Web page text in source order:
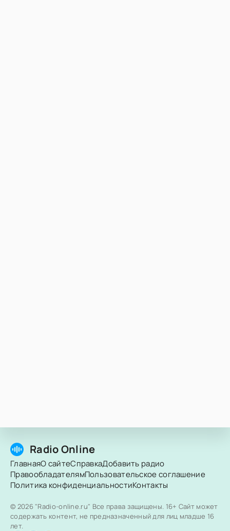
Radio Online
ГлавнаяО сайтеСправкаДобавить радио
ПравообладателямПользовательское соглашение
Политика конфиденциальностиКонтакты
© 2026 "Radio-online.ru" Все права защищены. 16+ Сайт может
содержать контент, не предназначенный для лиц младше 16
лет.